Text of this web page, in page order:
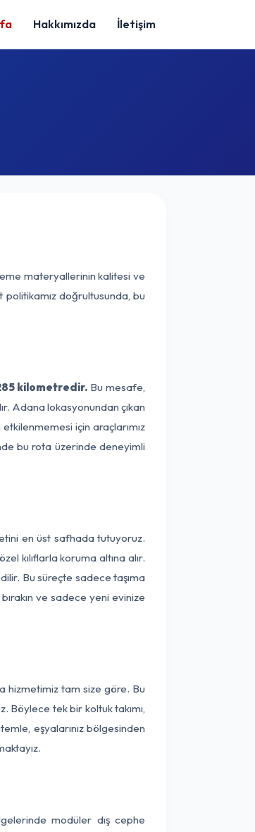
Hakkımızda İletişim
materyallerinin kalitesi ve
doğrultusunda, bu
kilometredir. Bu mesafe,
Adana lokasyonundan çıkan
için araçlarımız
bu rota üzerinde deneyimli
en üst safhada tutuyoruz.
kılıflarla koruma altına alır.
Bu süreçte sadece taşıma
ve sadece yeni evinize
hizmetimiz tam size göre. Bu
Böylece tek bir koltuk takımı,
eşyalarınız bölgesinden
modüler dış cephe